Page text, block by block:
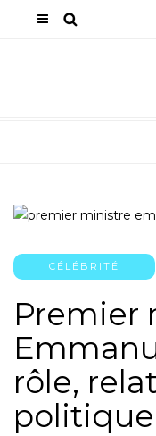
CÉLÉBRITÉ
Premier
rôle,